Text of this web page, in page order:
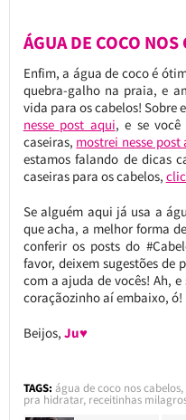
ÁGUA DE COCO
Enfim, a água de coco é
quebra-galho na praia, e
vida para os cabelos! Sobre
nesse post aqui, e se você
caseiras, mostrei nesse
estamos falando de dicas
caseiras para os cabelos,
Se alguém aqui já usa a
que acha, a melhor forma
conferir os posts do
favor, deixem sugestões de
com a ajuda de vocês! Ah,
coraçãozinho aí embaixo, ó!
Beijos, Ju♥
TAGS: água de coco nos cabelos,
pra hidratar, receitinhas